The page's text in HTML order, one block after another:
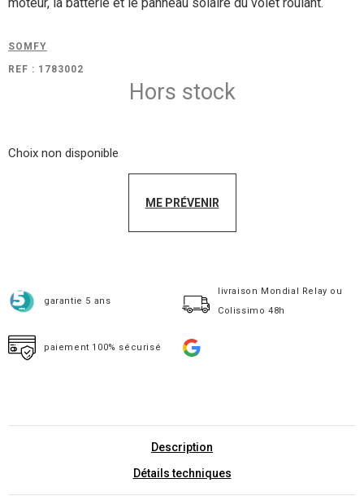
SOMFY
REF : 1783002
Hors stock
Choix non disponible
ME PRÉVENIR
garantie 5 ans
livraison Mondial Relay ou
Colissimo 48h
paiement 100% sécurisé
Description
Détails techniques